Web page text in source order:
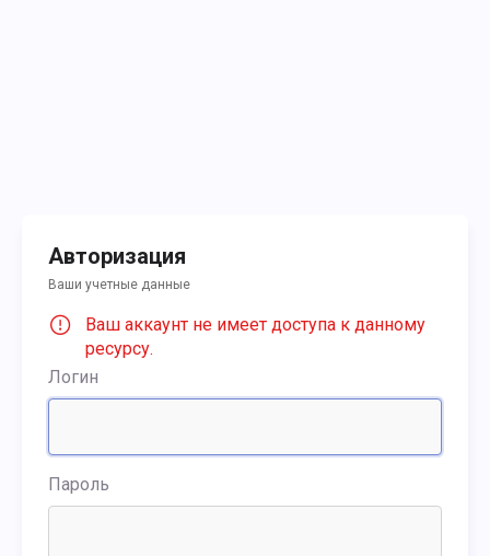
Авторизация
Ваши учетные данные
Ваш аккаунт не имеет доступа к данному
ресурсу.
Логин
Пароль